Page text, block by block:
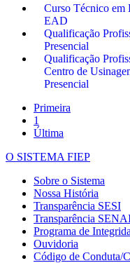
Curso Técnico em
EAD
Qualificação
Presencial
Qualificação
Centro de
Presencial
Primeira
1
Última
O SISTEMA FIEP
Sobre o Sistema
Nossa História
Transparência SESI
Transparência
Programa de
Ouvidoria
Código de Conduta/